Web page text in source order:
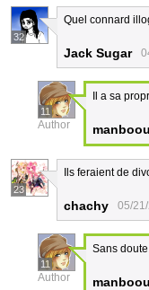
32
Quel connard
Jack Sugar
11
Author
Il a sa
manboou
23
Ils feraient de
chachy 05/
11
Author
Sans
manboou